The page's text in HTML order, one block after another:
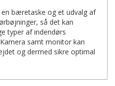
bæretaske og et udvalg af
så det kan
typer af indendørs
samt monitor kan
og dermed sikre optimal